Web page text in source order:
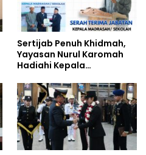
Sertijab Penuh Khidmah,
Yayasan Nurul Karomah
Hadiahi Kepala
Umrah